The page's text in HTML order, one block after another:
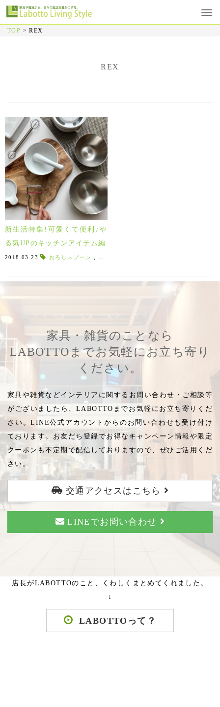
TOP >REX
REX
新生活特集!可愛くて便利♪や
る気UPのキッチンアイテム編
2018.03.23 おろしスプーン
家具・雑貨のことなら
LABOTTOまでお気軽にお立ち寄り
ください。
家具や雑貨などインテリアに関するお問い合わせ・ご相談等
がございましたら、LABOTTOまでお気軽にお立ち寄りくだ
さい。LINE公式アカウントからのお問い合わせも受け付け
ております。お友だち登録でお得なキャンペーン情報や限定
クーポンも不定期で配信しておりますので、ぜひご活用くだ
さい。
交通アクセスはこちら
LINEでお問い合わせ
店長がLABOTTOのこと、くわしくまとめてくれました。
↓
LABOTTOって？